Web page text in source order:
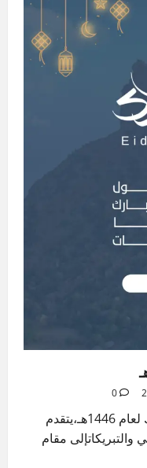
0
بمناسبة حلول عيد الفطر المبارك لعام 1446هـ،يتقدم
مقام